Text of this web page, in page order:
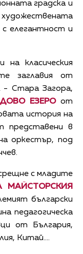
градска и
с елегантност и
на класическия
заглавия от
- Стара Загора,
ЕЗЕРОот
история на
представени в
оркестър, под
с младите
МАЙСТОРСКИЯ
български
педагогическа
от България,
Китай….